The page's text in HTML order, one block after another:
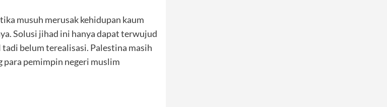
musuh merusak kehidupan kaum
Solusi jihad ini hanya dapat terwujud
belum terealisasi. Palestina masih
para pemimpin negeri muslim